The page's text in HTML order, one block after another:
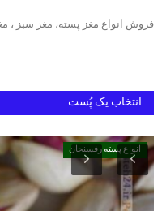
فروش انواع مغز پسته، مغز سبز ،
انتخاب یک پُست
انواع پسته رفسنجان